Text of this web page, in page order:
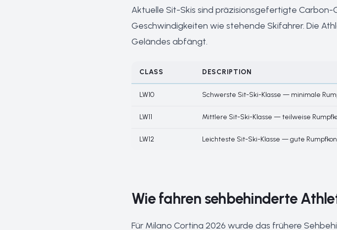
Aktuelle Sit-Skis sind präzisionsgefertigte
Geschwindigkeiten wie stehende Skifahrer. Die
Geländes abfängt.
CLASS DESCRIPTION
LW10 Schwerste Sit-Ski-Klasse — minimale
LW11 Mittlere Sit-Ski-Klasse — teilweise
LW12 Leichteste Sit-Ski-Klasse — gute
Wie fahren sehbehinderte
Für Milano Cortina 2026 wurde das frühere